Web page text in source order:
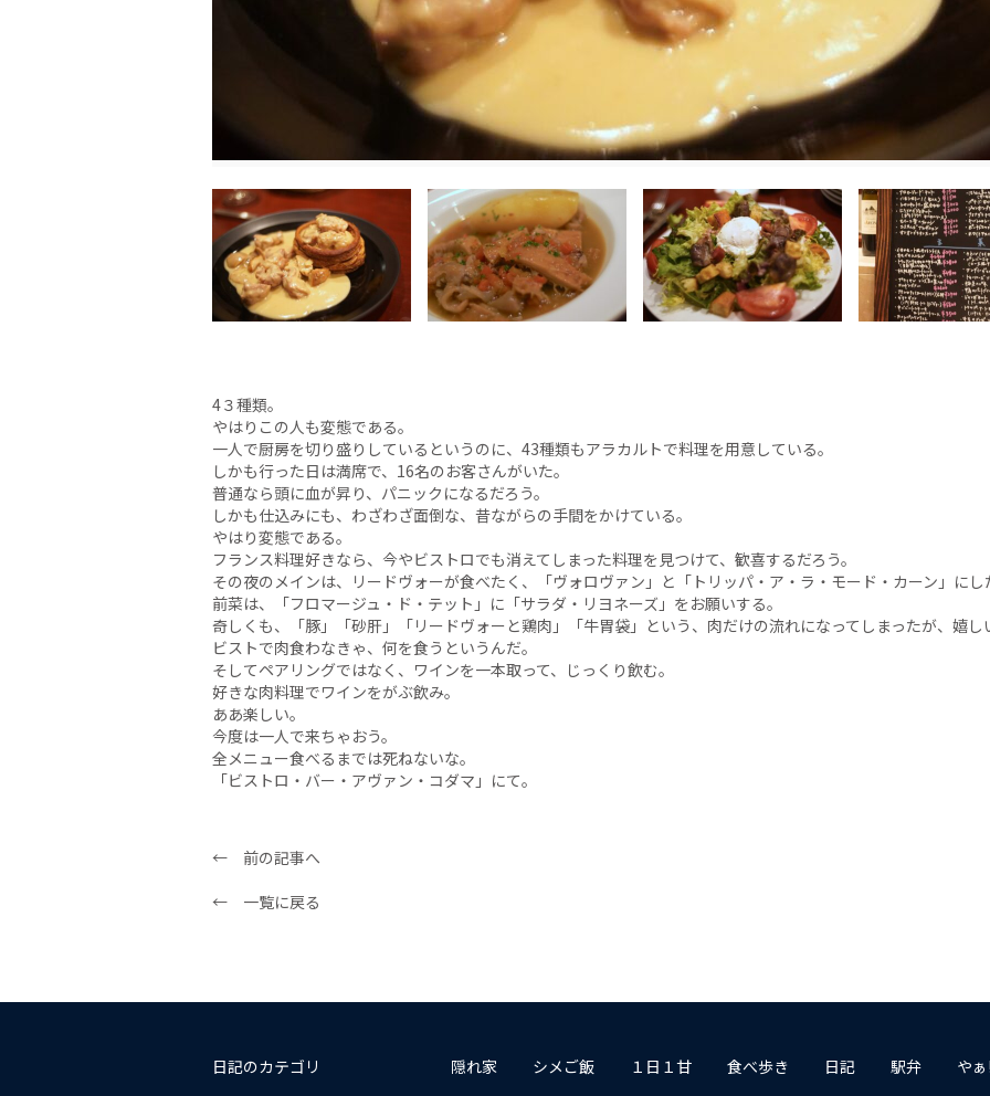
4３種類。
やはりこの人も変態である。
一人で厨房を切り盛りしているというのに、43種類もアラカルトで料理を用意している。
しかも行った日は満席で、16名のお客さんがいた。
普通なら頭に血が昇り、パニックになるだろう。
しかも仕込みにも、わざわざ面倒な、昔ながらの手間をかけている。
やはり変態である。
フランス料理好きなら、今やビストロでも消えてしまった料理を見つけて、歓喜するだろう。
その夜のメインは、リードヴォーが食べたく、「ヴォロヴァン」と「トリッパ・ア・ラ・モード・カーン」にし
前菜は、「フロマージュ・ド・テット」に「サラダ・リヨネーズ」をお願いする。
奇しくも、「豚」「砂肝」「リードヴォーと鶏肉」「牛胃袋」という、肉だけの流れになってしまったが、嬉し
ビストで肉食わなきゃ、何を食うというんだ。
そしてペアリングではなく、ワインを一本取って、じっくり飲む。
好きな肉料理でワインをがぶ飲み。
ああ楽しい。
今度は一人で来ちゃおう。
全メニュー食べるまでは死ねないな。
「ビストロ・バー・アヴァン・コダマ」にて。
← 前の記事へ
← 一覧に戻る
日記のカテゴリ 隠れ家 シメご飯 １日１甘 食べ歩き 日記 駅弁 や